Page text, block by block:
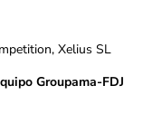
Xelius SL
Groupama-FDJ